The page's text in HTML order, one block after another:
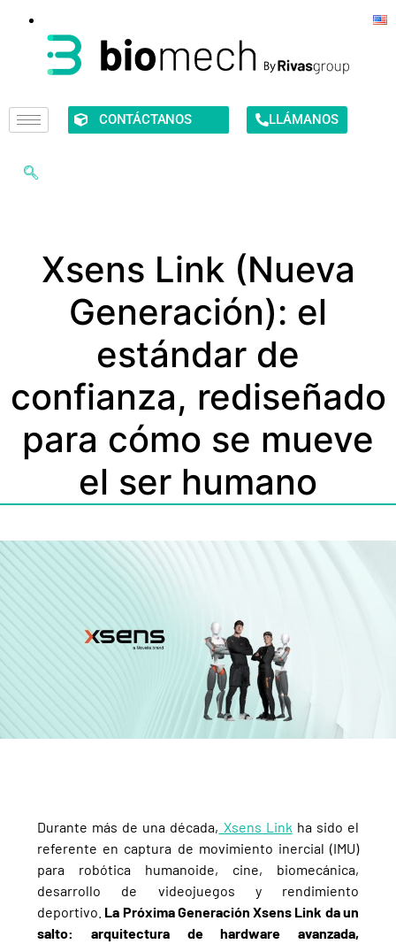
CONTÁCTANOS LLÁMANOS
Xsens Link (Nueva
Generación): el
estándar de
confianza, rediseñado
para cómo se mueve
el ser humano
Durante más de una década, Xsens Link ha sido el
referente en captura de movimiento inercial (IMU)
para robótica humanoide, cine, biomecánica,
desarrollo de videojuegos y rendimiento
deportivo. La Próxima Generación Xsens Link da un
salto: arquitectura de hardware avanzada,